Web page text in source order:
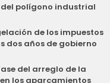
polígono industrial
de los impuestos
dos años de gobierno
del arreglo de la
los aparcamientos